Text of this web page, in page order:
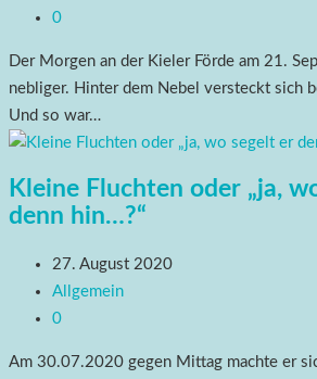
0
Der Morgen an der Kieler Förde am 21.
nebliger. Hinter dem Nebel versteckt sich
Und so war…
Kleine Fluchten oder „ja,
denn hin…?“
27. August 2020
Allgemein
0
Am 30.07.2020 gegen Mittag machte er